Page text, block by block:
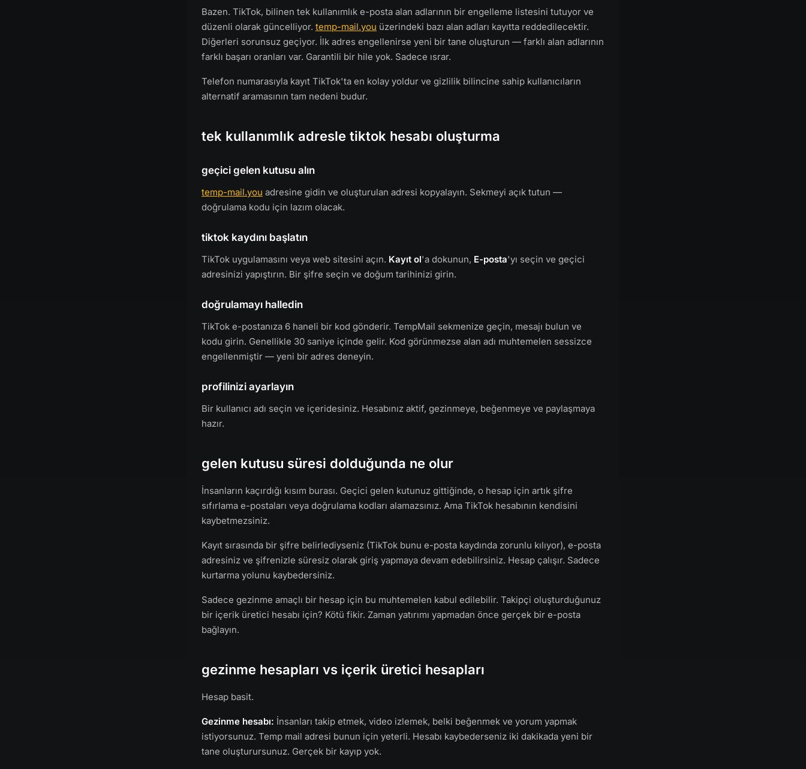
Bazen. TikTok, bilinen tek kullanımlık e-posta alan adlarının bir engelleme listesini tutuyor ve
düzenli olarak güncelliyor. temp-mail.you üzerindeki bazı alan adları kayıtta reddedilecektir.
Diğerleri sorunsuz geçiyor. İlk adres engellenirse yeni bir tane oluşturun — farklı alan adlarının
farklı başarı oranları var. Garantili bir hile yok. Sadece ısrar.
Telefon numarasıyla kayıt TikTok'ta en kolay yoldur ve gizlilik bilincine sahip kullanıcıların
alternatif aramasının tam nedeni budur.
tek kullanımlık adresle tiktok hesabı oluşturma
geçici gelen kutusu alın
temp-mail.you adresine gidin ve oluşturulan adresi kopyalayın. Sekmeyi açık tutun —
doğrulama kodu için lazım olacak.
tiktok kaydını başlatın
TikTok uygulamasını veya web sitesini açın. Kayıt ol'a dokunun, E-posta'yı seçin ve geçici
adresinizi yapıştırın. Bir şifre seçin ve doğum tarihinizi girin.
doğrulamayı halledin
TikTok e-postanıza 6 haneli bir kod gönderir. TempMail sekmenize geçin, mesajı bulun ve
kodu girin. Genellikle 30 saniye içinde gelir. Kod görünmezse alan adı muhtemelen sessizce
engellenmiştir — yeni bir adres deneyin.
profilinizi ayarlayın
Bir kullanıcı adı seçin ve içeridesiniz. Hesabınız aktif, gezinmeye, beğenmeye ve paylaşmaya
hazır.
gelen kutusu süresi dolduğunda ne olur
İnsanların kaçırdığı kısım burası. Geçici gelen kutunuz gittiğinde, o hesap için artık şifre
sıfırlama e-postaları veya doğrulama kodları alamazsınız. Ama TikTok hesabının kendisini
kaybetmezsiniz.
Kayıt sırasında bir şifre belirlediyseniz (TikTok bunu e-posta kaydında zorunlu kılıyor), e-posta
adresiniz ve şifrenizle süresiz olarak giriş yapmaya devam edebilirsiniz. Hesap çalışır. Sadece
kurtarma yolunu kaybedersiniz.
Sadece gezinme amaçlı bir hesap için bu muhtemelen kabul edilebilir. Takipçi oluşturduğunuz
bir içerik üretici hesabı için? Kötü fikir. Zaman yatırımı yapmadan önce gerçek bir e-posta
bağlayın.
gezinme hesapları vs içerik üretici hesapları
Hesap basit.
Gezinme hesabı: İnsanları takip etmek, video izlemek, belki beğenmek ve yorum yapmak
istiyorsunuz. Temp mail adresi bunun için yeterli. Hesabı kaybederseniz iki dakikada yeni bir
tane oluşturursunuz. Gerçek bir kayıp yok.